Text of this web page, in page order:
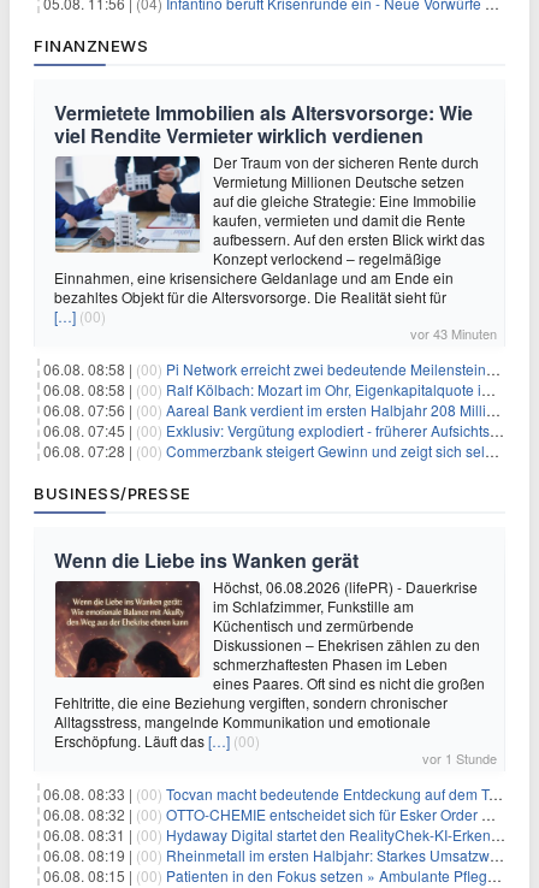
FINANZNEWS
Vermietete Immobilien als Altersvorsorge: Wie
viel Rendite Vermieter wirklich verdienen
Der Traum von der sicheren Rente durch
Vermietung Millionen Deutsche setzen
auf die gleiche Strategie: Eine Immobilie
kaufen, vermieten und damit die Rente
aufbessern. Auf den ersten Blick wirkt das
Konzept verlockend – regelmäßige
Einnahmen, eine krisensichere Geldanlage und am Ende ein
bezahltes Objekt für die Altersvorsorge. Die Realität sieht für
[…] (00)
vor 43 Minuten
06.08. 08:58 | (00) Pi Network erreicht zwei bedeutende Meilensteine in einer Rallye
06.08. 08:58 | (00) Ralf Kölbach: Mozart im Ohr, Eigenkapitalquote im Blick - wie dieser Denker die Westerwald Bank führt
06.08. 07:56 | (00) Aareal Bank verdient im ersten Halbjahr 208 Millionen Euro
06.08. 07:45 | (00) Exklusiv: Vergütung explodiert - früherer Aufsichtsratschef gibt aus Protest Ehrentitel ab
06.08. 07:28 | (00) Commerzbank steigert Gewinn und zeigt sich selbstbewusst gegenüber Unicredit
BUSINESS/PRESSE
Wenn die Liebe ins Wanken gerät
Höchst, 06.08.2026 (lifePR) - Dauerkrise
im Schlafzimmer, Funkstille am
Küchentisch und zermürbende
Diskussionen – Ehekrisen zählen zu den
schmerzhaftesten Phasen im Leben
eines Paares. Oft sind es nicht die großen
Fehltritte, die eine Beziehung vergiften, sondern chronischer
Alltagsstress, mangelnde Kommunikation und emotionale
Erschöpfung. Läuft das[…] (00)
vor 1 Stunde
06.08. 08:33 | (00) Tocvan macht bedeutende Entdeckung auf dem Trend Mezquite in Gran Pilar: 215 m mit 0,6 g/t Au ab 36,6 m Bohrtiefe
06.08. 08:32 | (00) OTTO-CHEMIE entscheidet sich für Esker Order Management zur Optimierung des Auftragseingangs
06.08. 08:31 | (00) Hydaway Digital startet den RealityChek-KI-Erkennungs-Bot auf X und ermöglicht damit eine Echtzeit-Verifizierung nach dem Motto „Ist das echt?“ auf einer der größten öffentlichen Kommunikationsplattformen weltweit
06.08. 08:19 | (00) Rheinmetall im ersten Halbjahr: Starkes Umsatzwachstum und Profitabilität auf Rekordniveau
06.08. 08:15 | (00) Patienten in den Fokus setzen » Ambulante Pflegedienste haben mehr Zeit durch die Personalplanung von ISGUS